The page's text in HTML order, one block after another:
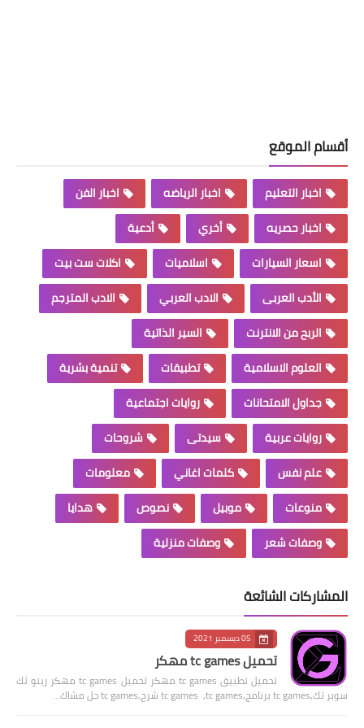
أقسام الموقع
اخبار التعليم اخبار الرياضه
اخبار الفن
اخبار حصريه
أخري
أدعية
اسعار السيارات
اسلاميات
اكلات ست بيت
الأدب العربى
الادب العربي
الادب المترجم
الربح من الانترنت
السير الذاتية
العلوم الاسلامية
تطبيقات
تنمية بشرية
جداول الامتحانات
روايات اجتماعية
روايات عربية
سيدتى
شروحات
علم نفس
كلمات اغاني
معلومات
منوعات
موبيل نصوص
هدايا
وصفات شعر
وصفات منزلية
المشاركات الشائعة
05 ديسمبر 2021
تحميل tc games مهكر
تحميل تطبيق tc games مهكر تحميل tc games مهكر زينو ثك
سوبر تك,tc games برنامج,tc games ,tc games شرح,tc games حل مشاك…